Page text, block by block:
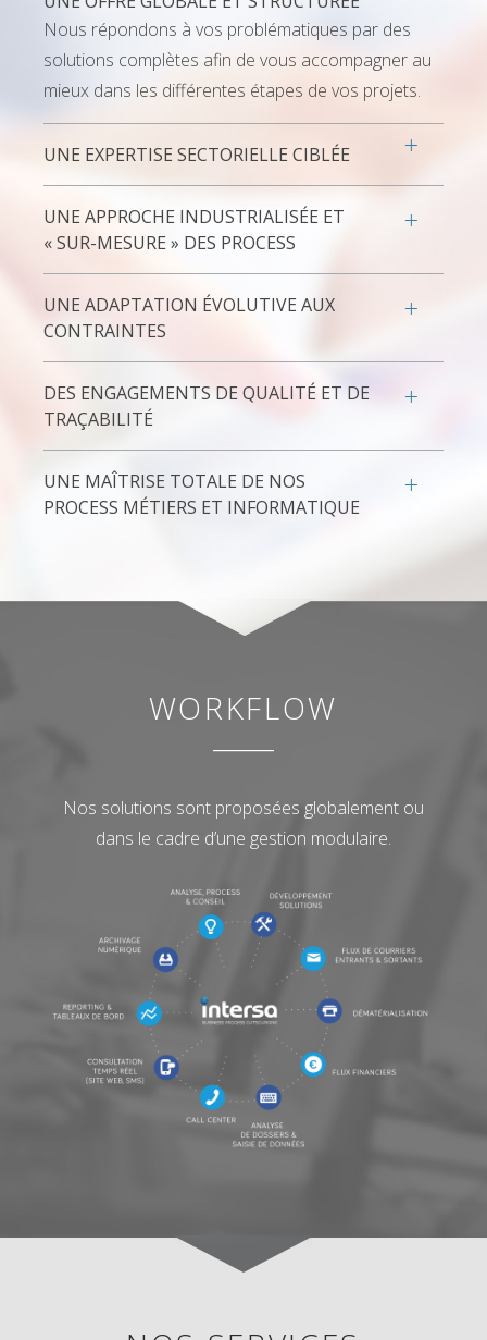
Nous répondons à vos problématiques par des
solutions complètes afin de vous accompagner au
mieux dans les différentes étapes de vos projets.
UNE EXPERTISE SECTORIELLE CIBLÉE
UNE APPROCHE INDUSTRIALISÉE ET
« SUR-MESURE » DES PROCESS
UNE ADAPTATION ÉVOLUTIVE AUX
CONTRAINTES
DES ENGAGEMENTS DE QUALITÉ ET DE
TRAÇABILITÉ
UNE MAÎTRISE TOTALE DE NOS
PROCESS MÉTIERS ET INFORMATIQUE
WORKFLOW
Nos solutions sont proposées globalement ou
dans le cadre d’une gestion modulaire.